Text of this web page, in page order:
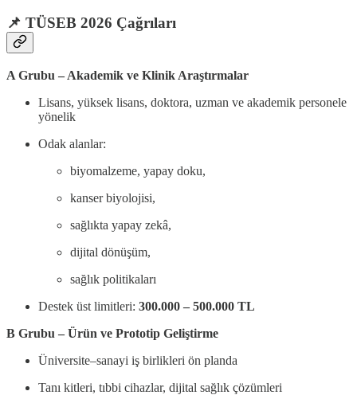
📌 TÜSEB 2026 Çağrıları
A Grubu – Akademik ve Klinik Araştırmalar
Lisans, yüksek lisans, doktora, uzman ve akademik personele
yönelik
Odak alanlar:
biyomalzeme, yapay doku,
kanser biyolojisi,
sağlıkta yapay zekâ,
dijital dönüşüm,
sağlık politikaları
Destek üst limitleri: 300.000 – 500.000 TL
B Grubu – Ürün ve Prototip Geliştirme
Üniversite–sanayi iş birlikleri ön planda
Tanı kitleri, tıbbi cihazlar, dijital sağlık çözümleri